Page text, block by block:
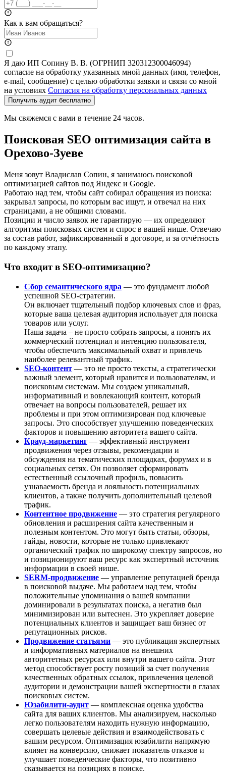
Как к вам обращаться?
Я даю ИП Сопину В. В. (ОГРНИП 320312300046094)
согласие на обработку указанных мной данных (имя, телефон,
e-mail, сообщение) с целью обработки заявки и связи со мной
на условиях Согласия на обработку персональных данных
Получить аудит бесплатно
Мы свяжемся с вами в течение 24 часов.
Поисковая SEO оптимизация сайта в
Орехово-Зуеве
Меня зовут Владислав Сопин, я занимаюсь поисковой
оптимизацией сайтов под Яндекс и Google.
Работаю над тем, чтобы сайт собирал обращения из поиска:
закрывал запросы, по которым вас ищут, и отвечал на них
страницами, а не общими словами.
Позиции и число заявок не гарантирую — их определяют
алгоритмы поисковых систем и спрос в вашей нише. Отвечаю
за состав работ, зафиксированный в договоре, и за отчётность
по каждому этапу.
Что входит в SEO-оптимизацию?
Сбор семантического ядра — это фундамент любой
успешной SEO-стратегии.
Он включает тщательный подбор ключевых слов и фраз,
которые ваша целевая аудитория использует для поиска
товаров или услуг.
Наша задача – не просто собрать запросы, а понять их
коммерческий потенциал и интенцию пользователя,
чтобы обеспечить максимальный охват и привлечь
наиболее релевантный трафик.
SEO-контент — это не просто тексты, а стратегически
важный элемент, который нравится и пользователям, и
поисковым системам. Мы создаем уникальный,
информативный и вовлекающий контент, который
отвечает на вопросы пользователей, решает их
проблемы и при этом оптимизирован под ключевые
запросы. Это способствует улучшению поведенческих
факторов и повышению авторитета вашего сайта.
Крауд-маркетинг — эффективный инструмент
продвижения через отзывы, рекомендации и
обсуждения на тематических площадках, форумах и в
социальных сетях. Он позволяет сформировать
естественный ссылочный профиль, повысить
узнаваемость бренда и лояльность потенциальных
клиентов, а также получить дополнительный целевой
трафик.
Контентное продвижение — это стратегия регулярного
обновления и расширения сайта качественным и
полезным контентом. Это могут быть статьи, обзоры,
гайды, новости, которые не только привлекают
органический трафик по широкому спектру запросов, но
и позиционируют ваш ресурс как экспертный источник
информации в своей нише.
SERM-продвижение — управление репутацией бренда
в поисковой выдаче. Мы работаем над тем, чтобы
положительные упоминания о вашей компании
доминировали в результатах поиска, а негатив был
минимизирован или вытеснен. Это укрепляет доверие
потенциальных клиентов и защищает ваш бизнес от
репутационных рисков.
Продвижение статьями — это публикация экспертных
и информативных материалов на внешних
авторитетных ресурсах или внутри вашего сайта. Этот
метод способствует росту позиций за счет получения
качественных обратных ссылок, привлечения целевой
аудитории и демонстрации вашей экспертности в глазах
поисковых систем.
Юзабилити-аудит — комплексная оценка удобства
сайта для ваших клиентов. Мы анализируем, насколько
легко пользователям находить нужную информацию,
совершать целевые действия и взаимодействовать с
вашим ресурсом. Оптимизация юзабилити напрямую
влияет на конверсию, снижает показатель отказов и
улучшает поведенческие факторы, что позитивно
сказывается на позициях в поиске.